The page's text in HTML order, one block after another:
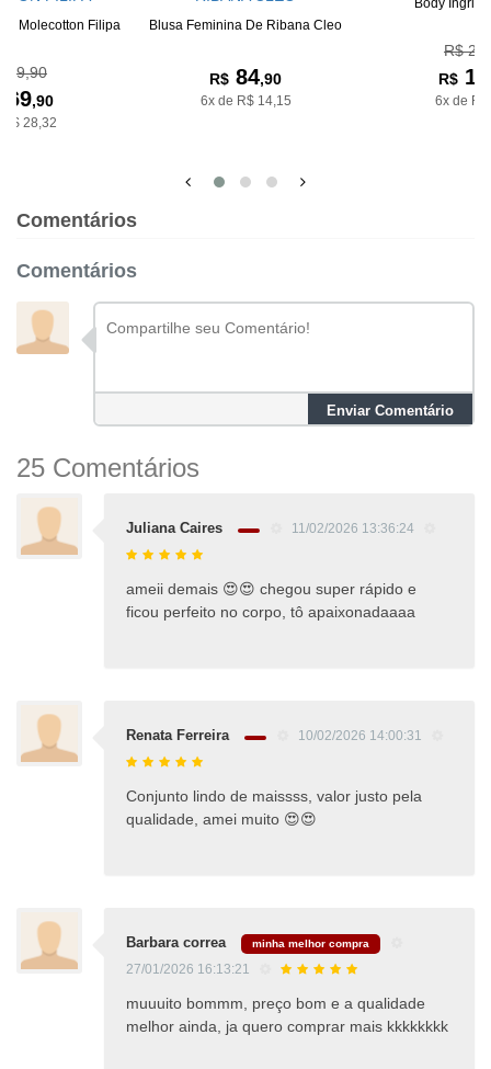
Molecotton Filipa
,90
28,32
Blusa Feminina De Ribana Cleo
R$ 84,90
6x de R$ 14,15
R$
R$
6x de
Comentários
Comentários
Enviar Comentário
25 Comentários
Juliana Caires 11/02/2026 13:36:24
ameii demais 😍😍 chegou super rápido e
ficou perfeito no corpo, tô apaixonadaaaa
Renata Ferreira 10/02/2026 14:00:31
Conjunto lindo de maissss, valor justo pela
qualidade, amei muito 😍😍
Barbara correa minha melhor compra
27/01/2026 16:13:21
muuuito bommm, preço bom e a qualidade
melhor ainda, ja quero comprar mais kkkkkkkk